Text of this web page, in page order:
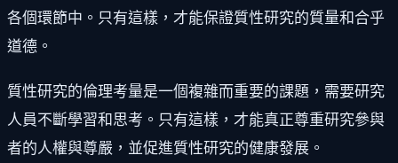
各個環節中。只有這樣，才能保證質性研究的質量和合乎
道德。
質性研究的倫理考量是一個複雜而重要的課題，需要研究
人員不斷學習和思考。只有這樣，才能真正尊重研究參與
者的人權與尊嚴，並促進質性研究的健康發展。